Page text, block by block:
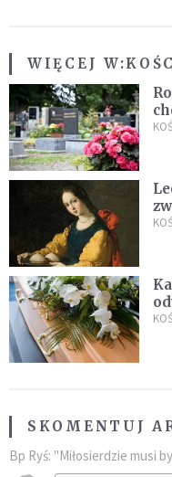
WIĘCEJ W:
SKOMENTUJ
Bp Ryś: "Miłosierdzie musi